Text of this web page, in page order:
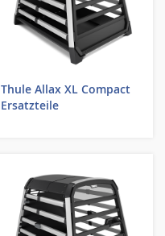
Thule Allax XL Compact
Ersatzteile